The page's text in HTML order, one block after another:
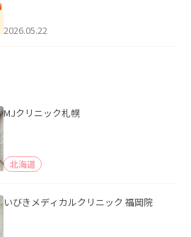
た。
2026.05.22
MJクリニック札幌
北海道
いびきメディカルクリニック 福岡院